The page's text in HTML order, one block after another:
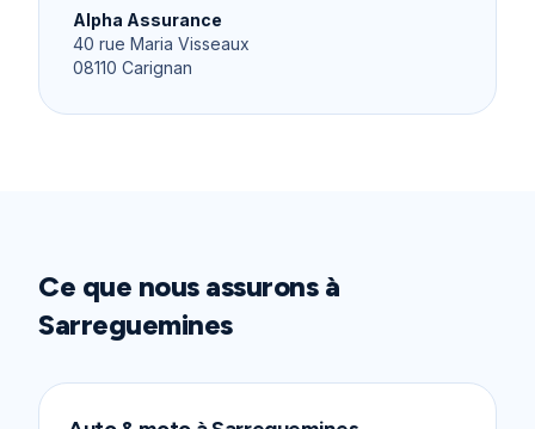
Alpha Assurance
40 rue Maria Visseaux
08110 Carignan
Ce que nous assurons à
Sarreguemines